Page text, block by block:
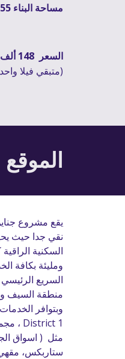
مساحة البناء
السعر 148 ألف
(متبقي فيلا
الموقع
ستاربكس، مقهي